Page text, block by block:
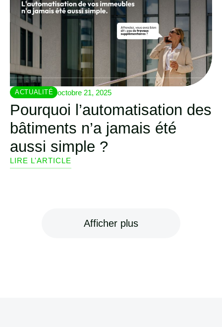
ACTUALITÉ octobre 21, 2025
Pourquoi l’automatisation des
bâtiments n’a jamais été
aussi simple ?
LIRE L'ARTICLE
Afficher plus